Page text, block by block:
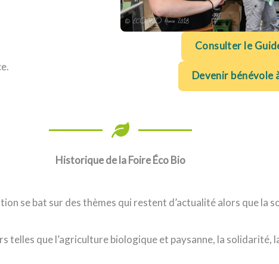
Consulter le
Devenir bénévole
Historique de la Foire Éco Bio
se bat sur des thèmes qui restent d’actualité alors que la
telles que l’agriculture biologique et paysanne, la solidarité,